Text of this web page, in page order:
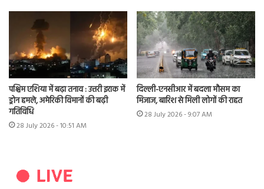
पश्चिम एशिया में बढ़ा तनाव : उत्तरी इराक में
ड्रोन हमले, अमेरिकी विमानों की बढ़ी
गतिविधि
28 July 2026 - 10:51 AM
दिल्ली-एनसीआर में बदला मौसम का
मिजाज, बारिश से मिली लोगों की राहत
28 July 2026 - 9:07 AM